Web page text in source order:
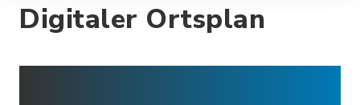
Digitaler Ortsplan